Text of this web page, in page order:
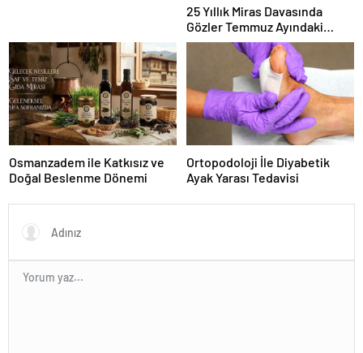
25 Yıllık Miras Davasında
Gözler Temmuz Ayındaki
Karar Duruşmasına Çevrildi
Osmanzadem ile Katkısız ve
Doğal Beslenme Dönemi
Ortopodoloji İle Diyabetik
Ayak Yarası Tedavisi